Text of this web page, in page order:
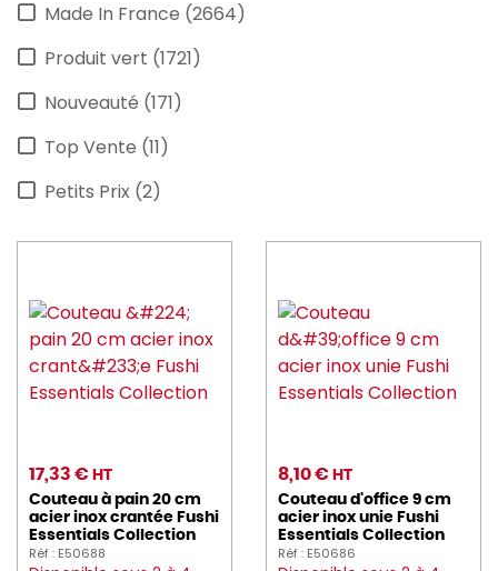
ARIEL (1)
ARTMENU (2)
astera (4)
AU_NAIN (7)
AVERY (9)
barbecook (12)
befor (1)
BEQUET (9)
BLANCO (1)
blendtec (3)
BONNET (24)
Made In France (2664)
Produit vert (1721)
Nouveauté (171)
Top Vente (11)
Petits Prix (2)
17,33 € HT
Couteau à pain 20 cm
acier inox crantée Fushi
Essentials Collection
Réf : E50688
8,10 € HT
Couteau d'office 9 cm
acier inox unie Fushi
Essentials Collection
Réf : E50686